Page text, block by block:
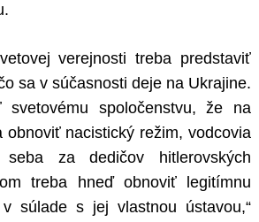
verejnosti treba predstaviť
sa v súčasnosti deje na Ukrajine.
svetovému spoločenstvu, že na
obnoviť nacistický režim, vodcovia
seba za dedičov hitlerovských
treba hneď obnoviť legitímnu
súlade s jej vlastnou ústavou,“